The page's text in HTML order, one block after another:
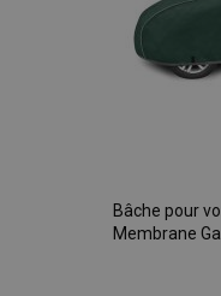
Bâche pour
Membrane